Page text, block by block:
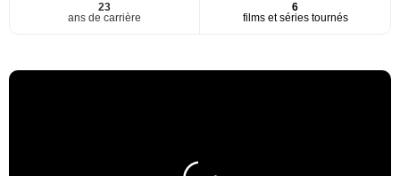
23
ans de carrière
6
films et séries tournés